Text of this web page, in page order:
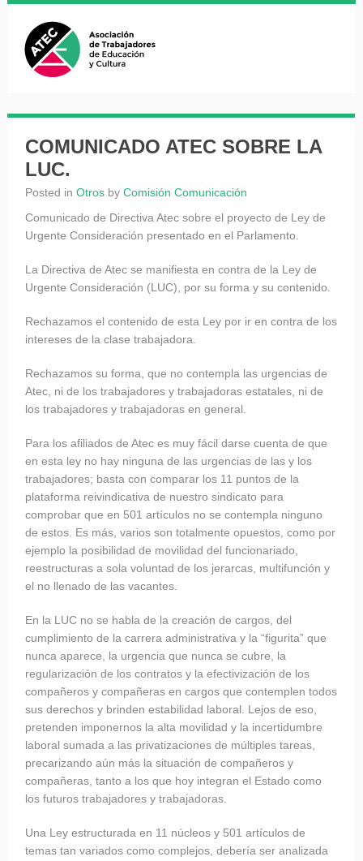
COMUNICADO ATEC SOBRE LA
LUC.
Posted in Otrosby Comisión Comunicación
Comunicado de Directiva Atec sobre el proyecto de Ley de
Urgente Consideración presentado en el Parlamento.
La Directiva de Atec se manifiesta en contra de la Ley de
Urgente Consideración (LUC), por su forma y su contenido.
Rechazamos el contenido de esta Ley por ir en contra de los
intereses de la clase trabajadora.
Rechazamos su forma, que no contempla las urgencias de
Atec, ni de los trabajadores y trabajadoras estatales, ni de
los trabajadores y trabajadoras en general.
Para los afiliados de Atec es muy fácil darse cuenta de que
en esta ley no hay ninguna de las urgencias de las y los
trabajadores; basta con comparar los 11 puntos de la
plataforma reivindicativa de nuestro sindicato para
comprobar que en 501 artículos no se contempla ninguno
de estos. Es más, varios son totalmente opuestos, como por
ejemplo la posibilidad de movilidad del funcionariado,
reestructuras a sola voluntad de los jerarcas, multifunción y
el no llenado de las vacantes.
En la LUC no se habla de la creación de cargos, del
cumplimiento de la carrera administrativa y la “figurita” que
nunca aparece, la urgencia que nunca se cubre, la
regularización de los contratos y la efectivización de los
compañeros y compañeras en cargos que contemplen todos
sus derechos y brinden estabilidad laboral. Lejos de eso,
pretenden imponernos la alta movilidad y la incertidumbre
laboral sumada a las privatizaciones de múltiples tareas,
precarizando aún más la situación de compañeros y
compañeras, tanto a los que hoy integran el Estado como
los futuros trabajadores y trabajadoras.
Una Ley estructurada en 11 núcleos y 501 artículos de
temas tan variados como complejos, debería ser analizada